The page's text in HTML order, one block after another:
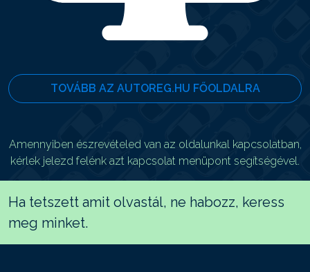
TOVÁBB AZ AUTOREG.HU FŐOLDALRA
Amennyiben észrevételed van az oldalunkal kapcsolatban,
kérlek jelezd felénk azt kapcsolat menüpont segítségével.
Ha tetszett amit olvastál, ne habozz, keress
meg minket.